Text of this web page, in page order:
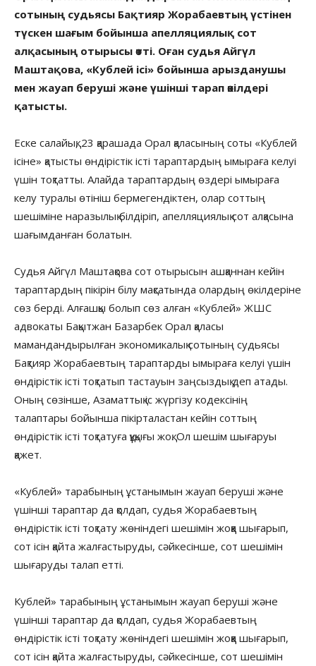
сотының судьясы Бақтияр Жорабаевтың үстінен
түскен шағым бойынша апелляциялық сот
алқасының отырысы өтті. Оған судья Айгүл
Маштақова, «Кублей ісі» бойынша арызданушы
мен жауап беруші және үшінші тарап өкілдері
қатысты.
Еске салайық, 23 қарашада Орал қаласының соты «Кублей
ісіне» қатысты өндірістік істі тараптардың ымыраға келуі
үшін тоқтатты. Алайда тараптардың өздері ымыраға
келу туралы өтініш бермегендіктен, олар соттың
шешіміне наразылық білдіріп, апелляциялық сот алқасына
шағымданған болатын.
Судья Айгүл Маштақова сот отырысын ашқаннан кейін
тараптардың пікірін білу мақсатында олардың өкілдеріне
сөз берді. Алғашқы болып сөз алған «Кублей» ЖШС
адвокаты Бақытжан Базарбек Орал қаласы
мамандандырылған экономикалық сотының судьясы
Бақтияр Жорабаевтың тараптарды ымыраға келуі үшін
өндірістік істі тоқтатып тастауын заңсыздық деп атады.
Оның сөзінше, Азаматтық іс жүргізу кодексінің
талаптары бойынша пікірталастан кейін соттың
өндірістік істі тоқтатуға құқығы жоқ. Ол шешім шығаруы
қажет.
«Кублей» тарабының ұстанымын жауап беруші және
үшінші тараптар да қолдап, судья Жорабаевтың
өндірістік істі тоқтату жөніндегі шешімін жоққа шығарып,
сот ісін қайта жалғастыруды, сәйкесінше, сот шешімін
шығаруды талап етті.
Кублей» тарабының ұстанымын жауап беруші және
үшінші тараптар да қолдап, судья Жорабаевтың
өндірістік істі тоқтату жөніндегі шешімін жоққа шығарып,
сот ісін қайта жалғастыруды, сәйкесінше, сот шешімін